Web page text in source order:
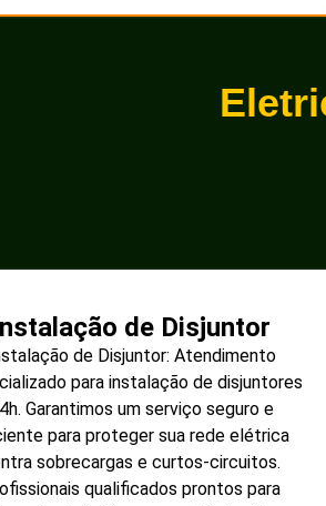
de Disjuntor
de Disjuntor: Atendimento
para instalação de disjuntores
Garantimos um serviço seguro e
para proteger sua rede elétrica
sobrecargas e curtos-circuitos.
qualificados prontos para